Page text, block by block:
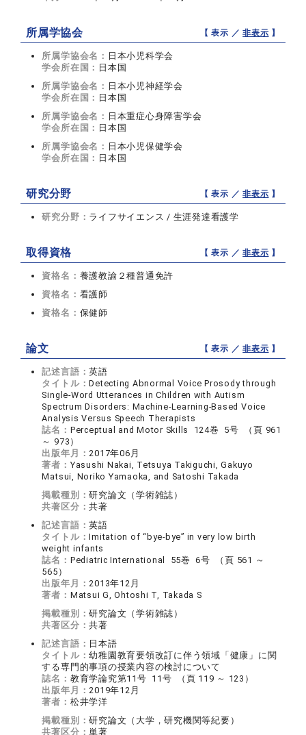
所属学協会 【 表示 ／非表示 】
所属学協会名： 日本小児科学会
学会所在国： 日本国
所属学協会名： 日本小児神経学会
学会所在国： 日本国
所属学協会名： 日本重症心身障害学会
学会所在国： 日本国
所属学協会名： 日本小児保健学会
学会所在国： 日本国
研究分野 【 表示 ／非表示 】
研究分野： ライフサイエンス / 生涯発達看護学
取得資格 【 表示 ／非表示 】
資格名： 養護教諭２種普通免許
資格名： 看護師
資格名： 保健師
論文 【 表示 ／非表示 】
記述言語：英語
タイトル：Detecting Abnormal Voice Prosody through
Single-Word Utterances in Children with Autism
Spectrum Disorders: Machine-Learning-Based Voice
Analysis Versus Speech Therapists
誌名： Perceptual and Motor Skills 124巻 5号 （頁 961
～ 973）
出版年月：2017年06月
著者： Yasushi Nakai, Tetsuya Takiguchi, Gakuyo
Matsui, Noriko Yamaoka, and Satoshi Takada
掲載種別：研究論文（学術雑誌）
共著区分：共著
記述言語：英語
タイトル：Imitation of “bye-bye” in very low birth
weight infants
誌名： Pediatric International 55巻 6号 （頁 561 ～
565）
出版年月：2013年12月
著者： Matsui G, Ohtoshi T, Takada S
掲載種別：研究論文（学術雑誌）
共著区分：共著
記述言語： 日本語
タイトル：幼稚園教育要領改訂に伴う領域「健康」に関
する専門的事項の授業内容の検討について
誌名： 教育学論究第11号 11号 （頁 119 ～ 123）
出版年月：2019年12月
著者： 松井学洋
掲載種別：研究論文（大学，研究機関等紀要）
共著区分：単著